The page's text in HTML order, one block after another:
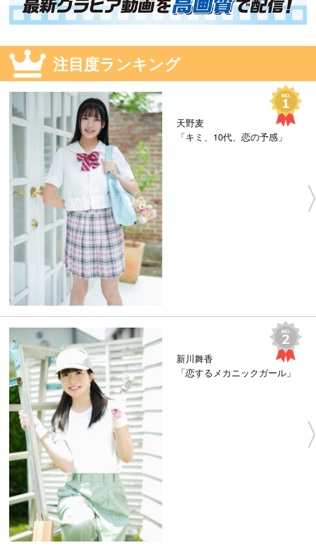
注目度ランキング
天野麦
「キミ、10代、恋の予感」
新川舞香
「恋するメカニックガール」